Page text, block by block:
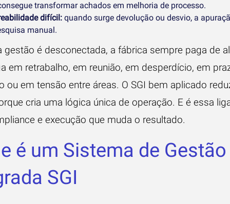
transformar achados em melhoria de processo.
difícil: quando surge devolução ou desvio, a
manual.
gestão é desconectada, a fábrica sempre paga de
em retrabalho, em reunião, em desperdício, em
ou em tensão entre áreas. O SGI bem aplicado
cria uma lógica única de operação. E é essa
e execução que muda o resultado.
é um Sistema de Gestão
SGI